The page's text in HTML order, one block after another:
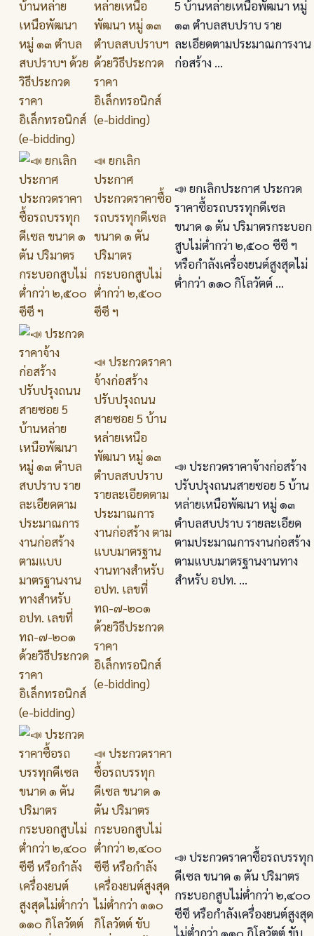
หล่ายเหนือ
พัฒนา หมู่ ๑๓
ตำบลสบปราบฯ
ด้วยวิธีประกวด
ราคา
อิเล็กทรอนิกส์
(e-bidding)
5 บ้านหล่ายเหนือพัฒนา หมู่
๑๓ ตำบลสบปราบ ราย
ละเอียดตามประมาณการงาน
ก่อสร้าง ...
📣 ยกเลิก
ประกาศ
ประกวดราคาซื้อ
รถบรรทุกดีเซล
ขนาด ๑ ตัน
ปริมาตร
กระบอกสูบไม่
ต่ำกว่า ๒,๕๐๐
ซีซี ฯ
📣 ยกเลิกประกาศ ประกวด
ราคาซื้อรถบรรทุกดีเซล
ขนาด ๑ ตัน ปริมาตรกระบอก
สูบไม่ต่ำกว่า ๒,๕๐๐ ซีซี ฯ
หรือกำลังเครื่องยนต์สูงสุดไม่
ต่ำกว่า ๑๑๐ กิโลวัตต์ ...
📣 ประกวดราคา
จ้างก่อสร้าง
ปรับปรุงถนน
สายซอย 5 บ้าน
หล่ายเหนือ
พัฒนา หมู่ ๑๓
ตำบลสบปราบ
รายละเอียดตาม
ประมาณการ
งานก่อสร้าง ตาม
แบบมาตรฐาน
งานทางสำหรับ
อปท. เลขที่
ทถ-๗-๒๐๑
ด้วยวิธีประกวด
ราคา
อิเล็กทรอนิกส์
(e-bidding)
📣 ประกวดราคาจ้างก่อสร้าง
ปรับปรุงถนนสายซอย 5 บ้าน
หล่ายเหนือพัฒนา หมู่ ๑๓
ตำบลสบปราบ รายละเอียด
ตามประมาณการงานก่อสร้าง
ตามแบบมาตรฐานงานทาง
สำหรับ อปท. ...
📣 ประกวดราคา
ซื้อรถบรรทุก
ดีเซล ขนาด ๑
ตัน ปริมาตร
กระบอกสูบไม่
ต่ำกว่า ๒,๔๐๐
ซีซี หรือกำลัง
เครื่องยนต์สูงสุด
ไม่ต่ำกว่า ๑๑๐
กิโลวัตต์ ขับ
📣 ประกวดราคาซื้อรถบรรทุก
ดีเซล ขนาด ๑ ตัน ปริมาตร
กระบอกสูบไม่ต่ำกว่า ๒,๔๐๐
ซีซี หรือกำลังเครื่องยนต์สูงสุด
ไม่ต่ำกว่า ๑๑๐ กิโลวัตต์ ขับ